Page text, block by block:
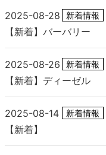
2025-08-28 新着情報
【新着】バーバリー
2025-08-26 新着情報
【新着】ディーゼル
2025-08-14 新着情報
【新着】